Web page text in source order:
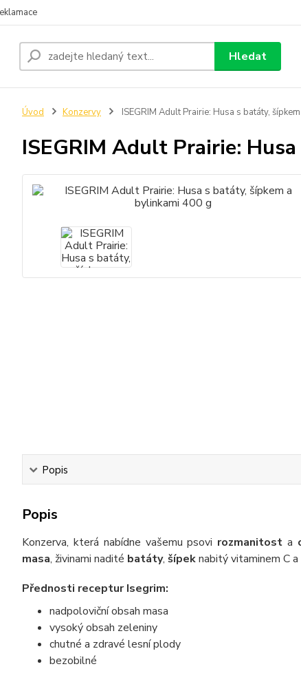
Hledat
Úvod Konzervy ISEGRIM Adult Prairie: Husa s batáty,
ISEGRIM Adult Prairie:
Popis
Popis
Konzerva, která nabídne vašemu psovi rozmanitost a
masa, živinami nadité batáty, šípeknabitý vitaminem C a
Přednosti receptur Isegrim:
nadpoloviční obsah masa
vysoký obsah zeleniny
chutné a zdravé lesní plody
bezobilné